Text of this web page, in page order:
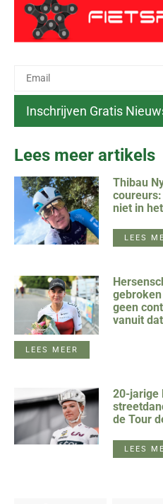
Lees meer artikels
Thibau
niet in
LEES
geen
vanuit
LEES MEER
20-jarige
de Tour
LEES